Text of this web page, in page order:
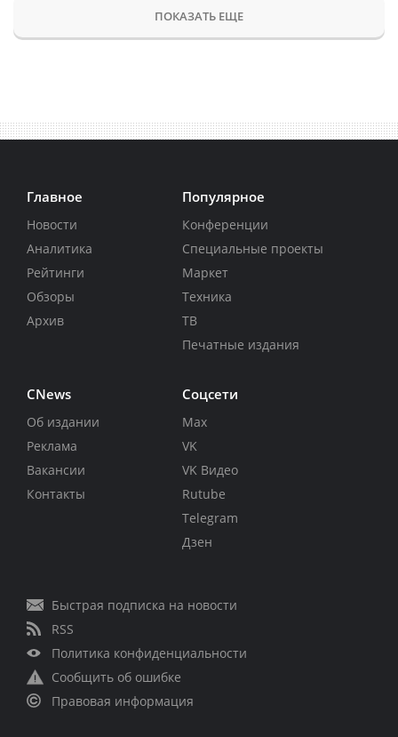
ПОКАЗАТЬ ЕЩЕ
Главное
Новости
Аналитика
Рейтинги
Обзоры
Архив
Популярное
Конференции
Специальные проекты
Маркет
Техника
ТВ
Печатные издания
CNews
Об издании
Реклама
Вакансии
Контакты
Соцсети
Max
VK
VK Видео
Rutube
Telegram
Дзен
Быстрая подписка на новости
RSS
Политика конфиденциальности
Сообщить об ошибке
Правовая информация